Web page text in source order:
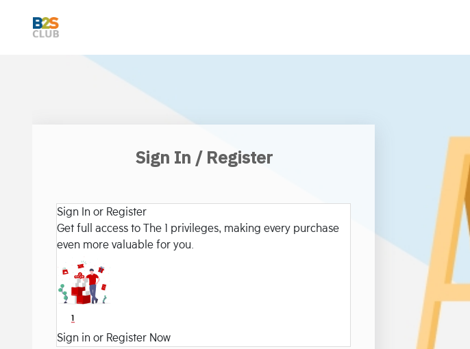
Sign In / Register
Sign In or Register
Get full access to The 1 privileges, making every purchase
even more valuable for you.
Sign in or Register Now